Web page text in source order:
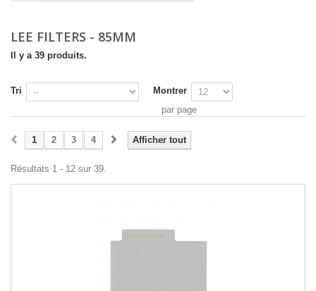
LEE FILTERS - 85MM
Il y a 39 produits.
Tri
Montrer
par page
Afficher tout
1 2 3 4
Résultats 1 - 12 sur 39.